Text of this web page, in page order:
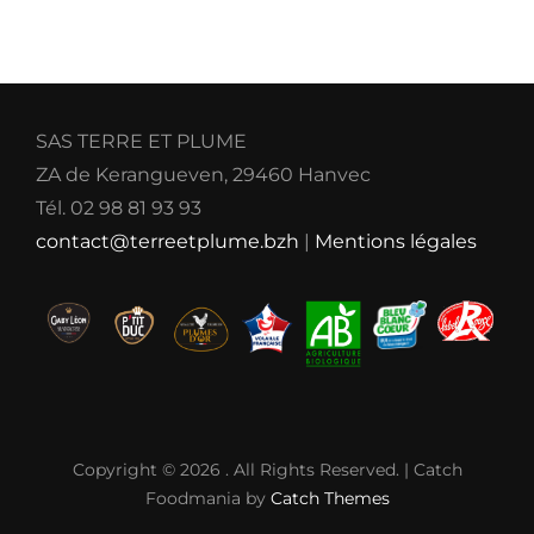
SAS TERRE ET PLUME
ZA de Kerangueven, 29460 Hanvec
Tél. 02 98 81 93 93
contact@terreetplume.bzh | Mentions légales
Copyright © 2026 . All Rights Reserved. | Catch
Foodmania by Catch Themes